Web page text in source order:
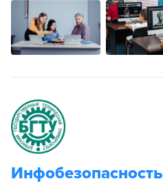
Инфобезопасность